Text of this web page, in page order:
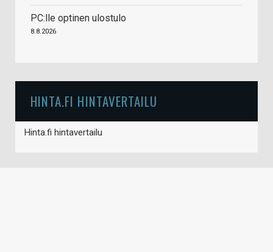
PC:lle optinen ulostulo
8.8.2026
HINTA.FI HINTAVERTAILU
Hinta.fi hintavertailu